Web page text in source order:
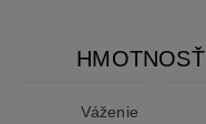
HMOTNOSŤ
Váženie